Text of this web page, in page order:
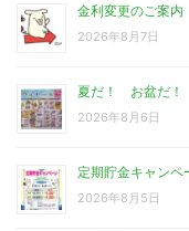
金利変更のご案内
2026年8月7日
夏だ！ お盆だ！
2026年8月6日
定期貯金キャンペ
2026年8月5日